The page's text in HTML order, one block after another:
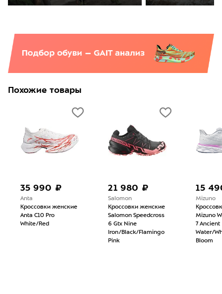
Похожие товары
35 990 ₽
Anta
Кроссовки женские
Anta C10 Pro
White/Red
21 980 ₽
Salomon
Кроссовки женские
Salomon Speedcross
6 Gtx Nine
Iron/Black/Flamingo
Pink
15
Mizuno
Mizuno
7 Ancient
Water/
Bloom